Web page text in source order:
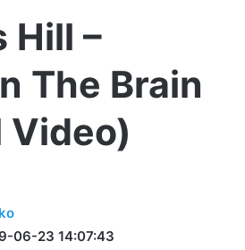
Hill –
The Brain
06-23 14:07:43